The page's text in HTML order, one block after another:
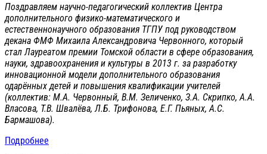
Поздравляем научно-педагогический коллектив Центра
дополнительного физико-математического и
естественнонаучного образования ТГПУ под руководством
декана ФМФ Михаила Александровича Червонного, который
стал Лауреатом премии Томской области в сфере образования,
науки, здравоохранения и культуры в 2013 г. за разработку
инновационной модели дополнительного образования
одарённых детей и повышения квалификации учителей
(коллектив: М.А. Червонный, В.М. Зеличенко, З.А. Скрипко, А.А.
Власова, Т.В. Швалёва, Л.Б. Трифонова, Е.Г. Пьяных, А.С.
Бармашова).
Подробнее